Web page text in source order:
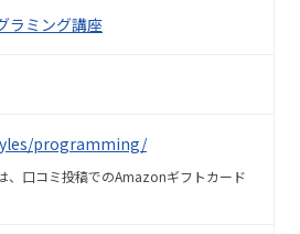
ラミング講座
programming/
口コミ投稿でのAmazonギフトカード